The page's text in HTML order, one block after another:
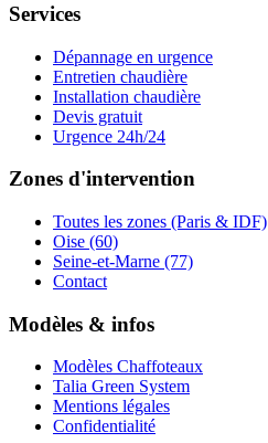
Services
Dépannage en urgence
Entretien chaudière
Installation chaudière
Devis gratuit
Urgence 24h/24
Zones d'intervention
Toutes les zones (Paris & IDF)
Oise (60)
Seine-et-Marne (77)
Contact
Modèles & infos
Modèles Chaffoteaux
Talia Green System
Mentions légales
Confidentialité